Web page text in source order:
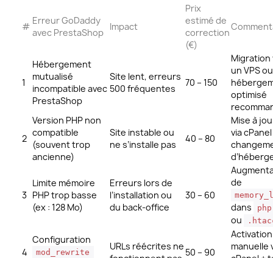
#
Erreur GoDaddy
avec PrestaShop
Impact
Prix
estimé de
correction
(€)
1
Hébergement
mutualisé
incompatible avec
PrestaShop
Site lent, erreurs
500 fréquentes
70 – 150
Migration
un VPS ou
optimisé
2
Version PHP non
compatible
(souvent trop
ancienne)
Site instable ou
ne s’installe pas
40 – 80
Mise à
via
3
Limite mémoire
PHP trop basse
(ex : 128 Mo)
Erreurs lors de
l’installation ou
du back-office
30 – 60
de
dans
ou
4
Configuration
mod_rewrite
URLs réécrites ne
50 – 90
Activation
manuelle